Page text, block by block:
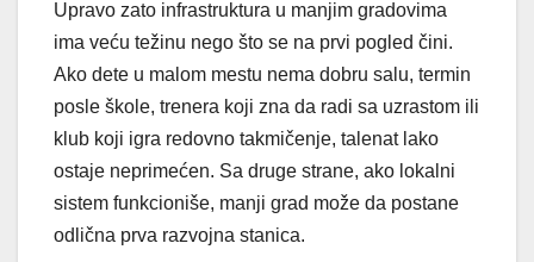
Upravo zato infrastruktura u manjim gradovima
ima veću težinu nego što se na prvi pogled čini.
Ako dete u malom mestu nema dobru salu, termin
posle škole, trenera koji zna da radi sa uzrastom ili
klub koji igra redovno takmičenje, talenat lako
ostaje neprimećen. Sa druge strane, ako lokalni
sistem funkcioniše, manji grad može da postane
odlična prva razvojna stanica.